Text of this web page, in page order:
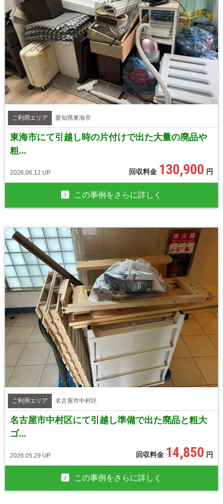
ご利用エリア 愛知県東海市
東海市にて引越し時の片付けで出た大量の廃品や
粗...
2026.06.12 UP 回収料金 130,900 円
この事例をさらに詳しく
ご利用エリア 名古屋市中村区
名古屋市中村区にて引越し準備で出た廃品と粗大
ゴ...
2026.05.29 UP 回収料金 14,850 円
この事例をさらに詳しく